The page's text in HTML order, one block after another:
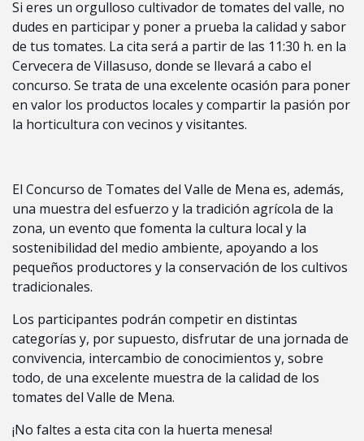
Si eres un orgulloso cultivador de tomates del valle, no
dudes en participar y poner a prueba la calidad y sabor
de tus tomates. La cita será a partir de las 11:30 h. en la
Cervecera de Villasuso, donde se llevará a cabo el
concurso. Se trata de una excelente ocasión para poner
en valor los productos locales y compartir la pasión por
la horticultura con vecinos y visitantes.
El Concurso de Tomates del Valle de Mena es, además,
una muestra del esfuerzo y la tradición agrícola de la
zona, un evento que fomenta la cultura local y la
sostenibilidad del medio ambiente, apoyando a los
pequeños productores y la conservación de los cultivos
tradicionales.
Los participantes podrán competir en distintas
categorías y, por supuesto, disfrutar de una jornada de
convivencia, intercambio de conocimientos y, sobre
todo, de una excelente muestra de la calidad de los
tomates del Valle de Mena.
¡No faltes a esta cita con la huerta menesa!